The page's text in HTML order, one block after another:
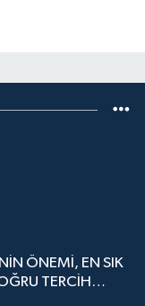
ÖNEMİ, EN SIK
TERCİH